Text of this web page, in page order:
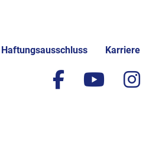
Haftungsausschluss Karriere
facebook